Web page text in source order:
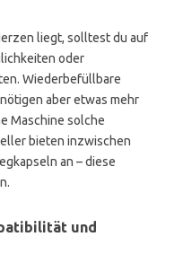
liegt, solltest du auf
oder
Wiederbefüllbare
aber etwas mehr
Maschine solche
bieten inzwischen
an – diese
und